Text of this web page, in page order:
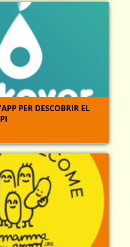
PER DESCOBRIR EL